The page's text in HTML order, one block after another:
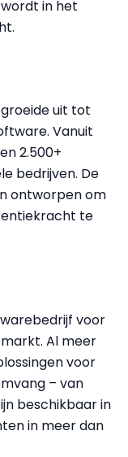
in het
uit tot
Vanuit
2.500+
bedrijven. De
ontworpen om
te
voor
Al meer
voor
– van
beschikbaar in
in meer dan